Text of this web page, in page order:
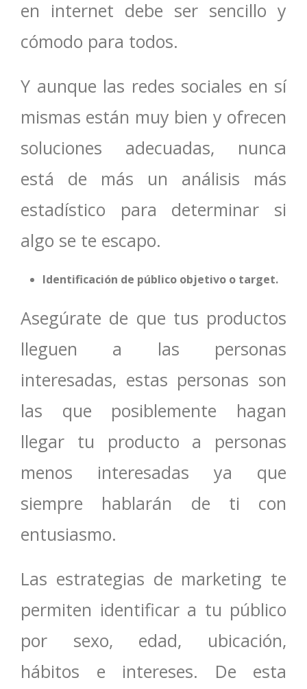
en internet debe ser sencillo y
cómodo para todos.
Y aunque las redes sociales en sí
mismas están muy bien y ofrecen
soluciones adecuadas, nunca
está de más un análisis más
estadístico para determinar si
algo se te escapo.
Identificación de público objetivo o target.
Asegúrate de que tus productos
lleguen a las personas
interesadas, estas personas son
las que posiblemente hagan
llegar tu producto a personas
menos interesadas ya que
siempre hablarán de ti con
entusiasmo.
Las estrategias de marketing te
permiten identificar a tu público
por sexo, edad, ubicación,
hábitos e intereses. De esta